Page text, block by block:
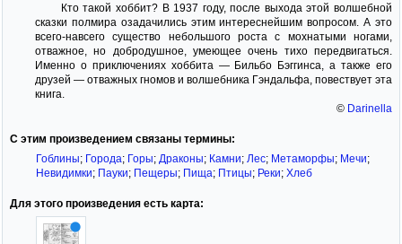
Кто такой хоббит? В 1937 году, после выхода этой волшебной
сказки полмира озадачились этим интереснейшим вопросом. А это
всего-навсего существо небольшого роста с мохнатыми ногами,
отважное, но добродушное, умеющее очень тихо передвигаться.
Именно о приключениях хоббита — Бильбо Бэггинса, а также его
друзей — отважных гномов и волшебника Гэндальфа, повествует эта
книга.
© Darinella
С этим произведением связаны термины:
Гоблины; Города; Горы; Драконы; Камни; Лес; Метаморфы; Мечи;
Невидимки; Пауки; Пещеры; Пища; Птицы; Реки; Хлеб
Для этого произведения есть карта: